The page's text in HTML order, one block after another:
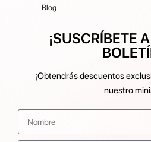
Blog
¡SUSCRÍBETE
¡Obtendrás descuentos
nuestro